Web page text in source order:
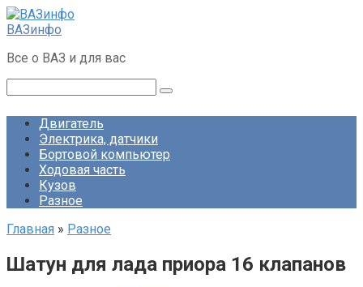
Перейти
к
ВАЗинфо
Все о ВАЗ и для вас
Двигатель
Электрика, датчики
Бортовой компьютер
Ходовая часть
Кузов
Разное
Главная » Разное
Шатун для лада приора 16 клапанов